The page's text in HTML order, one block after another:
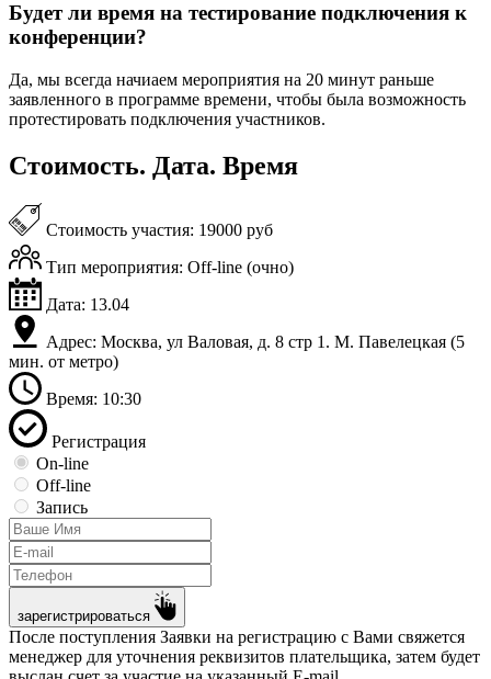
Будет ли время на тестирование подключения к
конференции?
Да, мы всегда начиаем мероприятия на 20 минут раньше
заявленного в программе времени, чтобы была возможность
протестировать подключения участников.
Стоимость. Дата. Время
Стоимость участия: 19000 руб
Тип мероприятия: Off-line (очно)
Дата: 13.04
Адрес: Москва, ул Валовая, д. 8 стр 1. М. Павелецкая (5
мин. от метро)
Время: 10:30
Регистрация
On‑line
Off‑line
Запись
зарегистрироваться
После поступления Заявки на регистрацию с Вами свяжется
менеджер для уточнения реквизитов плательщика, затем будет